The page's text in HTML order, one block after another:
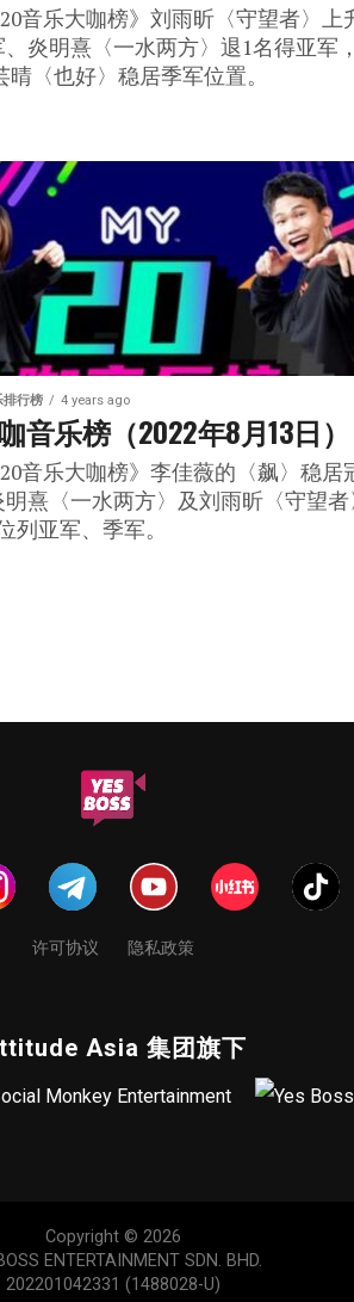
音乐大咖榜》刘雨昕〈守望者〉上
炎明熹〈一水两方〉退1名得亚军，
晴〈也好〉稳居季军位置。
排行榜 4 years ago
音乐榜（2022年8月13日）
音乐大咖榜》李佳薇的〈飙〉稳居
熹〈一水两方〉及刘雨昕〈守望者
列亚军、季军。
许可协议 隐私政策
Asia 集团旗下
Copyright © 2026
ENTERTAINMENT SDN. BHD.
202201042331 (1488028-U)